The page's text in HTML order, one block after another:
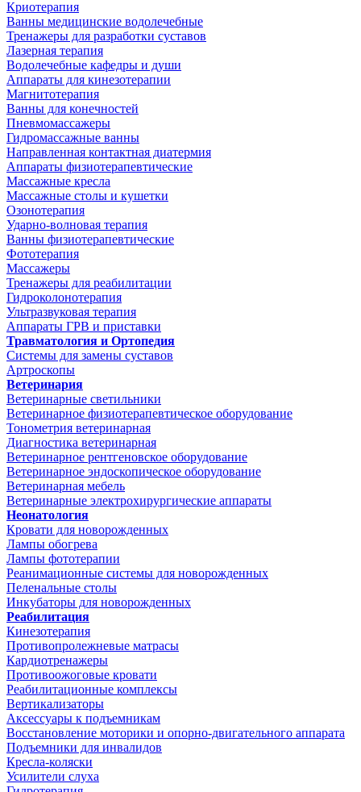
Криотерапия
Ванны медицинские водолечебные
Тренажеры для разработки суставов
Лазерная терапия
Водолечебные кафедры и души
Аппараты для кинезотерапии
Магнитотерапия
Ванны для конечностей
Пневмомассажеры
Гидромассажные ванны
Направленная контактная диатермия
Аппараты физиотерапевтические
Массажные кресла
Массажные столы и кушетки
Озонотерапия
Ударно-волновая терапия
Ванны физиотерапевтические
Фототерапия
Массажеры
Тренажеры для реабилитации
Гидроколонотерапия
Ультразвуковая терапия
Аппараты ГРВ и приставки
Травматология и Ортопедия
Системы для замены суставов
Артроскопы
Ветеринария
Ветеринарные светильники
Ветеринарное физиотерапевтическое оборудование
Тонометрия ветеринарная
Диагностика ветеринарная
Ветеринарное рентгеновское оборудование
Ветеринарное эндоскопическое оборудование
Ветеринарная мебель
Ветеринарные электрохирургические аппараты
Неонатология
Кровати для новорожденных
Лампы обогрева
Лампы фототерапии
Реанимационные системы для новорожденных
Пеленальные столы
Инкубаторы для новорожденных
Реабилитация
Кинезотерапия
Противопролежневые матрасы
Кардиотренажеры
Противоожоговые кровати
Реабилитационные комплексы
Вертикализаторы
Аксессуары к подъемникам
Восстановление моторики и опорно-двигательного аппарата
Подъемники для инвалидов
Кресла-коляски
Усилители слуха